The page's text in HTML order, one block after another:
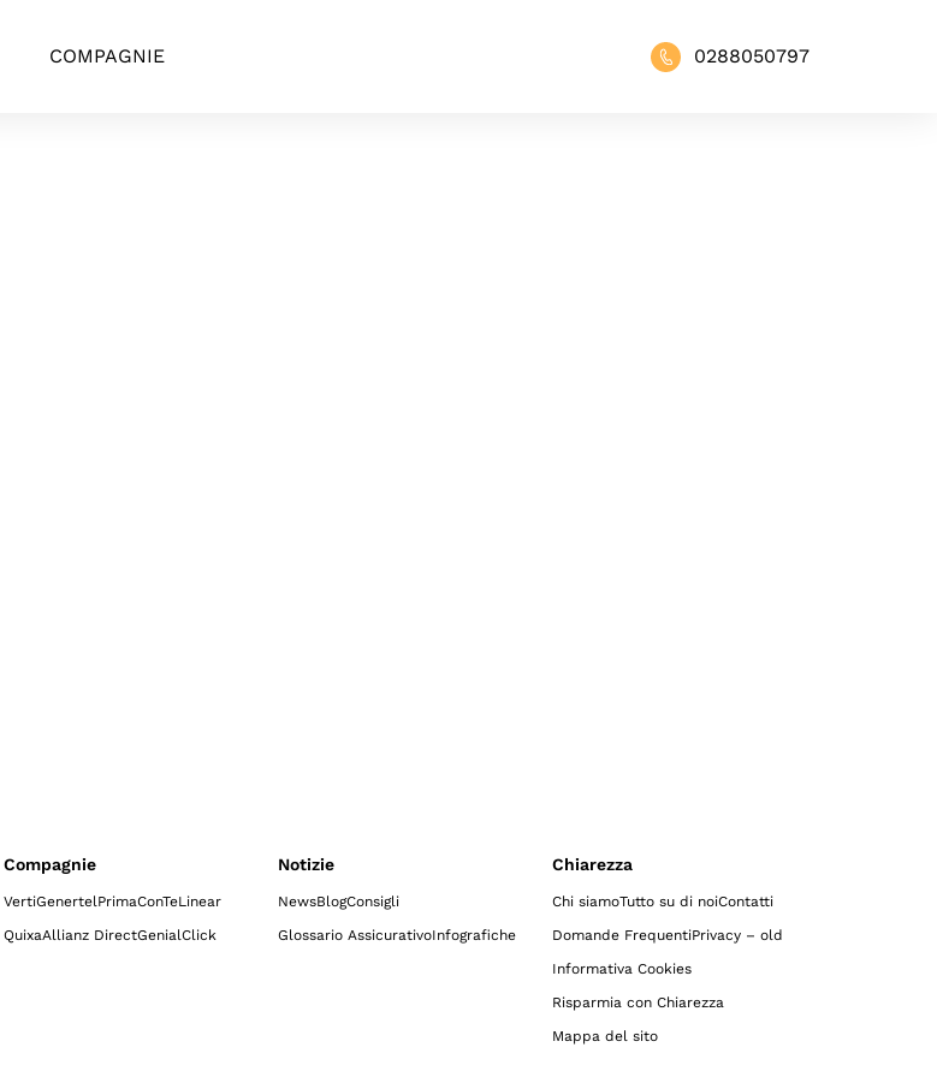
COMPAGNIE 0288050797
Compagnie
VertiGenertelPrimaConTeLinear
QuixaAllianz DirectGenialClick
Notizie
NewsBlogConsigli
Glossario AssicurativoInfografiche
Chiarezza
Chi siamoTutto su di noiContatti
Domande FrequentiPrivacy – old
Informativa Cookies
Risparmia con Chiarezza
Mappa del sito